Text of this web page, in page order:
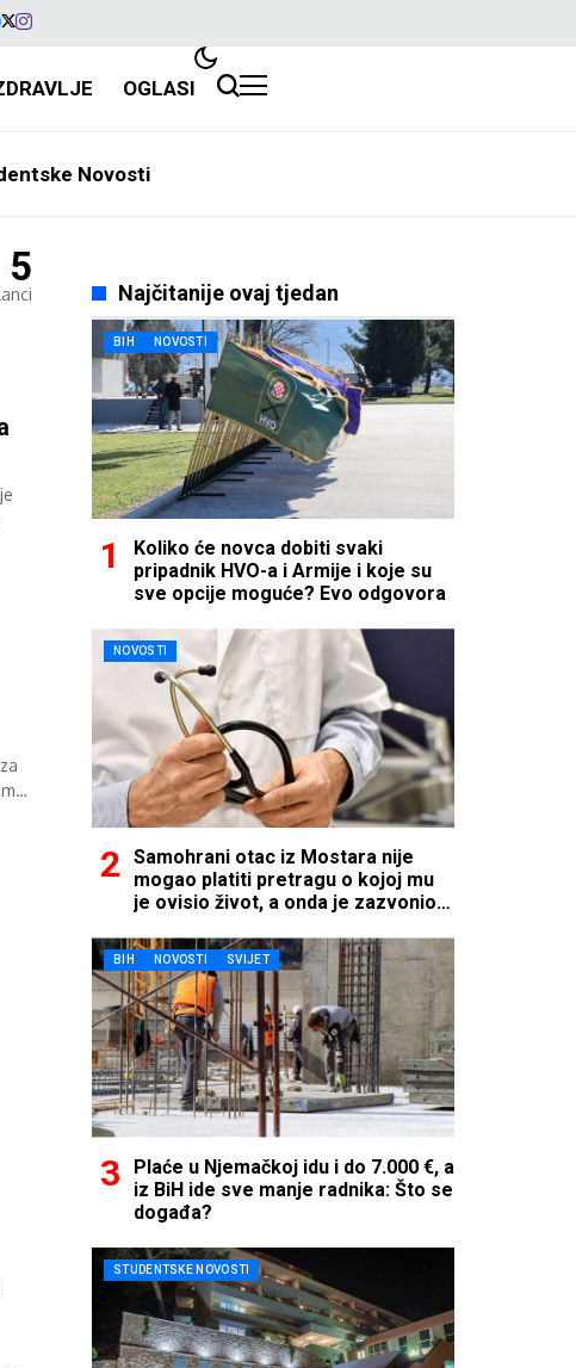
OGLASI
Novosti
5
Najčitanije ovaj tjedan
BIH NOVOSTI
Koliko će novca dobiti svaki
pripadnik HVO-a i Armije i koje su
sve opcije moguće? Evo odgovora
NOVOSTI
Samohrani otac iz Mostara nije
mogao platiti pretragu o kojoj mu
je ovisio život, a onda je zazvonio
BIH NOVOSTI SVIJET
Plaće u Njemačkoj idu i do 7.000 €, a
iz BiH ide sve manje radnika: Što se
događa?
STUDENTSKE NOVOSTI